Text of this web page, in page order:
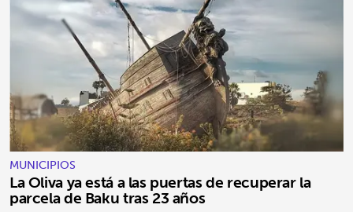
MUNICIPIOS
La Oliva ya está a las puertas de recuperar la
parcela de Baku tras 23 años